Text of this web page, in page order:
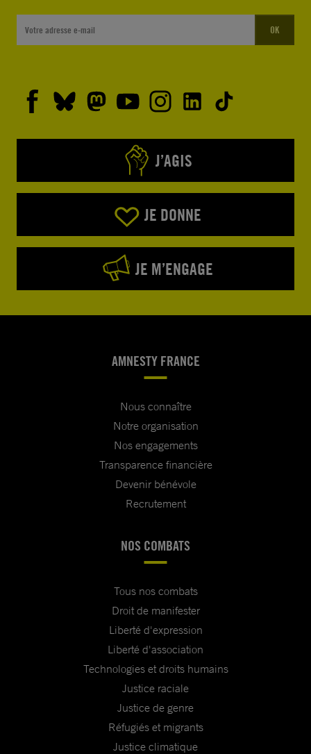
OK
J’AGIS
JE DONNE
JE M’ENGAGE
AMNESTY FRANCE
Nous connaître
Notre organisation
Nos engagements
Transparence financière
Devenir bénévole
Recrutement
NOS COMBATS
Tous nos combats
Droit de manifester
Liberté d'expression
Liberté d'association
Technologies et droits humains
Justice raciale
Justice de genre
Réfugiés et migrants
Justice climatique